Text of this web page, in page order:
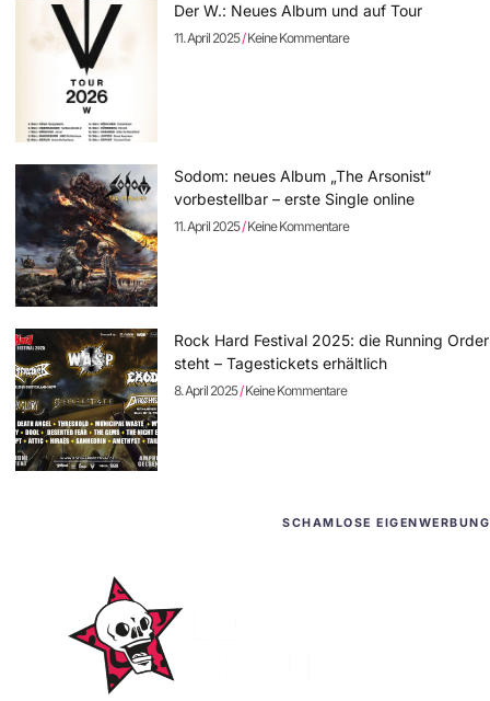
Der W.: Neues Album und auf Tour
11. April 2025 Keine Kommentare
Sodom: neues Album „The Arsonist“
vorbestellbar – erste Single online
11. April 2025 Keine Kommentare
Rock Hard Festival 2025: die Running Order
steht – Tagestickets erhältlich
8. April 2025 Keine Kommentare
SCHAMLOSE EIGENWERBUNG